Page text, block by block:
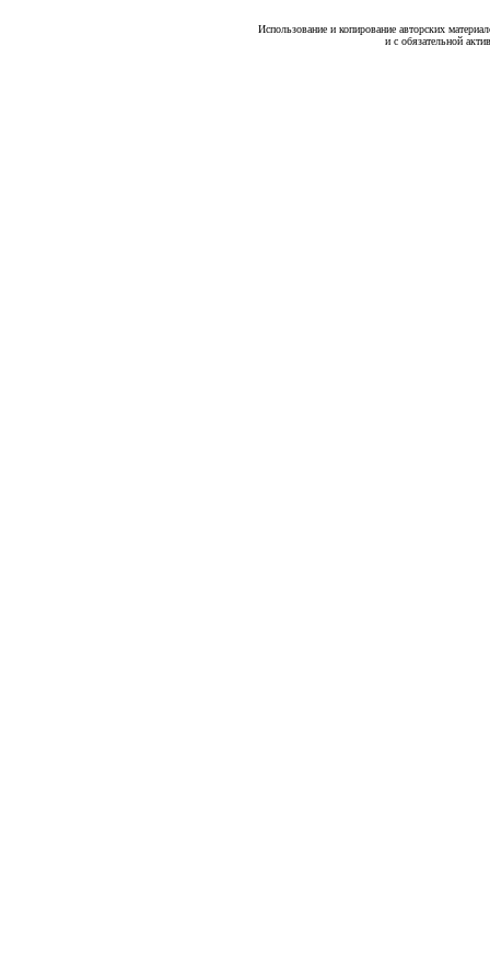
Использование и копирование авторских
и с обязательной